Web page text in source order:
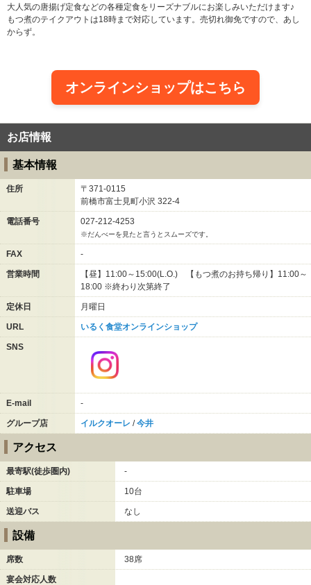
大人気の唐揚げ定食などの各種定食をリーズナブルにお楽しみいただけます♪
もつ煮のテイクアウトは18時まで対応しています。売切れ御免ですので、あし
からず。
オンラインショップはこちら
お店情報
基本情報
住所
〒371-0115
前橋市富士見町小沢 322-4
電話番号 027-212-4253
※だんべーを見たと言うとスムーズです。
FAX -
営業時間
【昼】11:00～15:00(L.O.) 【もつ煮のお持ち帰り】11:00～
18:00 ※終わり次第終了
定休日 月曜日
URL いるく食堂オンラインショップ
SNS
E-mail -
グループ店 イルクオーレ /今井
アクセス
最寄駅(徒歩圏内) -
駐車場 10台
送迎バス なし
設備
席数 38席
宴会対応人数